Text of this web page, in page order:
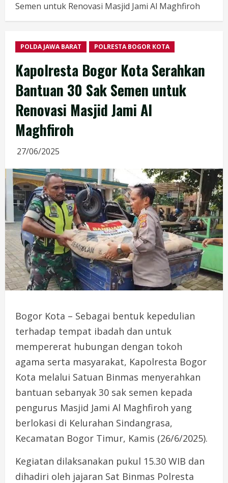
Semen untuk Renovasi Masjid Jami Al Maghfiroh
POLDA JAWA BARAT POLRESTA BOGOR KOTA
Kapolresta Bogor Kota Serahkan
Bantuan 30 Sak Semen untuk
Renovasi Masjid Jami Al
Maghfiroh
27/06/2025
Bogor Kota – Sebagai bentuk kepedulian
terhadap tempat ibadah dan untuk
mempererat hubungan dengan tokoh
agama serta masyarakat, Kapolresta Bogor
Kota melalui Satuan Binmas menyerahkan
bantuan sebanyak 30 sak semen kepada
pengurus Masjid Jami Al Maghfiroh yang
berlokasi di Kelurahan Sindangrasa,
Kecamatan Bogor Timur, Kamis (26/6/2025).
Kegiatan dilaksanakan pukul 15.30 WIB dan
dihadiri oleh jajaran Sat Binmas Polresta